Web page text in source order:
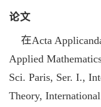
论文
在Acta
Applied
Sci. Paris, Ser. I.,
Theory,